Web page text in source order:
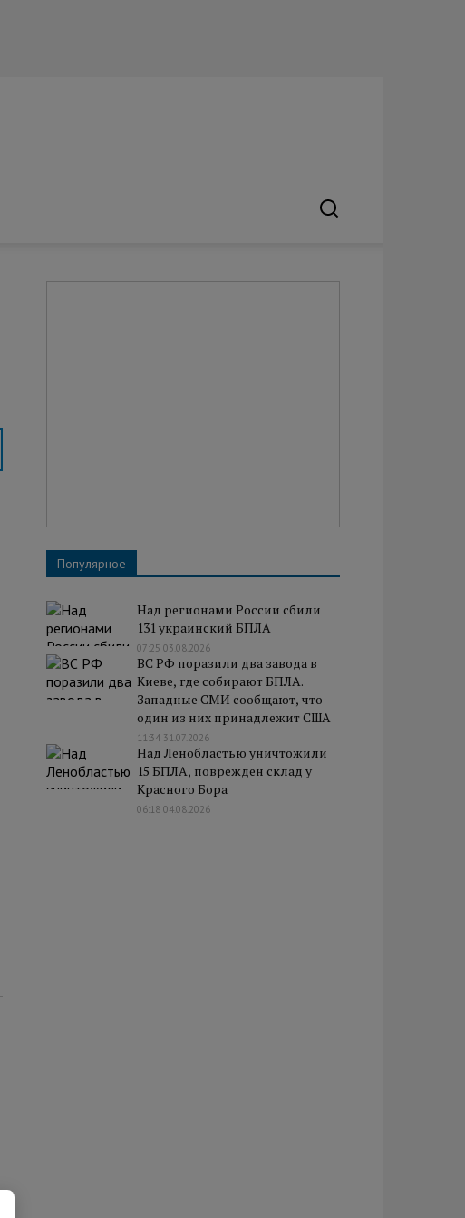
Популярное
Над регионами России сбили
131 украинский БПЛА
07:25 03.08.2026
ВС РФ поразили два завода в
Киеве, где собирают БПЛА.
Западные СМИ сообщают, что
один из них принадлежит США
11:34 31.07.2026
Над Ленобластью уничтожили
15 БПЛА, поврежден склад у
Красного Бора
06:18 04.08.2026